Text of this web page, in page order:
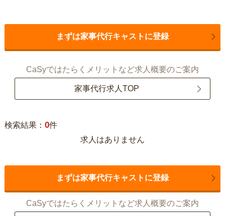
まずは家事代行キャストに登録
CaSyではたらくメリットなど求人概要のご案内
家事代行求人TOP
検索結果： 0件
求人はありません
まずは家事代行キャストに登録
CaSyではたらくメリットなど求人概要のご案内